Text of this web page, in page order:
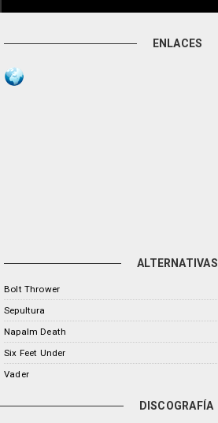
ENLACES
ALTERNATIVAS
Bolt Thrower
Sepultura
Napalm Death
Six Feet Under
Vader
DISCOGRAFÍA